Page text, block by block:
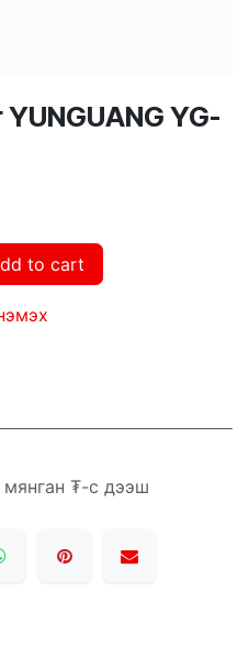
YUNGUANG YG-
to cart
мянган ₮-с дээш